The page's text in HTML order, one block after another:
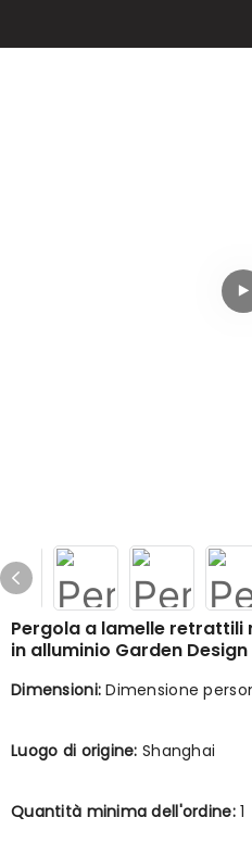
Pergola a lamelle
in alluminio Garden Design
Dimensioni:Dimensione
Luogo di origine:Shanghai
Quantità minima dell'ordine:1